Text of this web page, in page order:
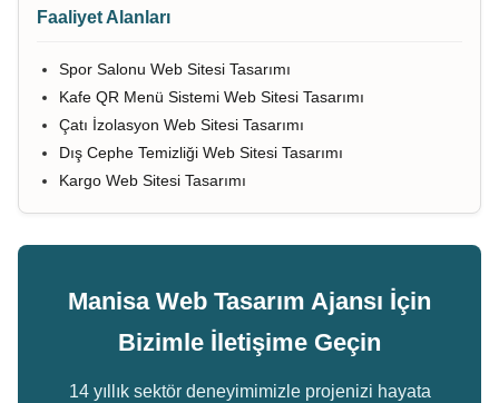
Faaliyet Alanları
Spor Salonu Web Sitesi Tasarımı
Kafe QR Menü Sistemi Web Sitesi Tasarımı
Çatı İzolasyon Web Sitesi Tasarımı
Dış Cephe Temizliği Web Sitesi Tasarımı
Kargo Web Sitesi Tasarımı
Manisa Web Tasarım Ajansı İçin
Bizimle İletişime Geçin
14 yıllık sektör deneyimimizle projenizi hayata